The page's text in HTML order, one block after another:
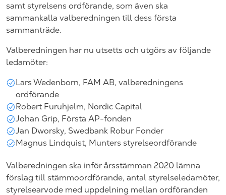
samt styrelsens ordförande, som även ska
sammankalla valberedningen till dess första
sammanträde.
Valberedningen har nu utsetts och utgörs av följande
ledamöter:
Lars Wedenborn, FAM AB, valberedningens
ordförande
Robert Furuhjelm, Nordic Capital
Johan Grip, Första AP-fonden
Jan Dworsky, Swedbank Robur Fonder
Magnus Lindquist, Munters styrelseordförande
Valberedningen ska inför årsstämman 2020 lämna
förslag till stämmoordförande, antal styrelseledamöter,
styrelsearvode med uppdelning mellan ordföranden